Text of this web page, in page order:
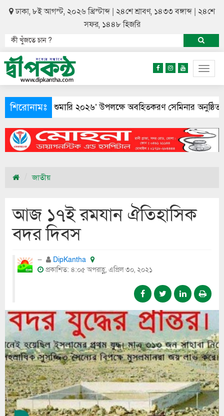
ঢাকা, ৮ই আগস্ট, ২০২৬ খ্রিস্টাব্দ | ২৪শে শ্রাবণ, ১৪৩৩ বঙ্গাব্দ | ২৪শে
সফর, ১৪৪৮ হিজরি
শিরোনামঃ
শুমারি ২০২৬’ উপলক্ষে অবহিতকরণ সেমিনার অনুষ্ঠিত মেয়ের
জাতীয়
আজ ১৭ই রমযান ঐতিহাসিক
বদর দিবস
DipKantha
প্রকাশিত: ৪:০৫ অপরাহ্ণ, এপ্রিল ৩০, ২০২১